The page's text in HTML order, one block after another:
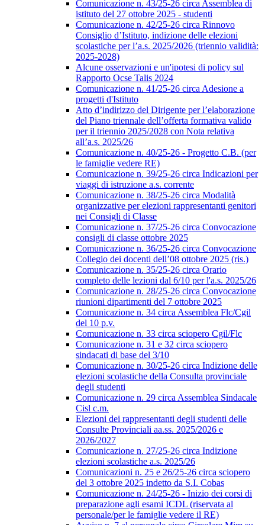
Comunicazione n. 43/25-26 circa Assemblea di
istituto del 27 ottobre 2025 - studenti
Comunicazione n. 42/25-26 circa Rinnovo
Consiglio d’Istituto, indizione delle elezioni
scolastiche per l’a.s. 2025/2026 (triennio validità:
2025-2028)
Alcune osservazioni e un'ipotesi di policy sul
Rapporto Ocse Talis 2024
Comunicazione n. 41/25-26 circa Adesione a
progetti d'Istituto
Atto d’indirizzo del Dirigente per l’elaborazione
del Piano triennale dell’offerta formativa valido
per il triennio 2025/2028 con Nota relativa
all’a.s. 2025/26
Comunicazione n. 40/25-26 - Progetto C.B. (per
le famiglie vedere RE)
Comunicazione n. 39/25-26 circa Indicazioni per
viaggi di istruzione a.s. corrente
Comunicazione n. 38/25-26 circa Modalità
organizzative per elezioni rappresentanti genitori
nei Consigli di Classe
Comunicazione n. 37/25-26 circa Convocazione
consigli di classe ottobre 2025
Comunicazione n. 36/25-26 circa Convocazione
Collegio dei docenti dell’08 ottobre 2025 (ris.)
Comunicazione n. 35/25-26 circa Orario
completo delle lezioni dal 6/10 per l'a.s. 2025/26
Comunicazione n. 28/25-26 circa Convocazione
riunioni dipartimenti del 7 ottobre 2025
Comunicazione n. 34 circa Assemblea Flc/Cgil
del 10 p.v.
Comunicazione n. 33 circa sciopero Cgil/Flc
Comunicazione n. 31 e 32 circa sciopero
sindacati di base del 3/10
Comunicazione n. 30/25-26 circa Indizione delle
elezioni scolastiche della Consulta provinciale
degli studenti
Comunicazione n. 29 circa Assemblea Sindacale
Cisl c.m.
Elezioni dei rappresentanti degli studenti delle
Consulte Provinciali aa.ss. 2025/2026 e
2026/2027
Comunicazione n. 27/25-26 circa Indizione
elezioni scolastiche a.s. 2025/26
Comunicazioni n. 25 e 26/25-26 circa sciopero
del 3 ottobre 2025 indetto da S.I. Cobas
Comunicazione n. 24/25-26 - Inizio dei corsi di
preparazione agli esami ICDL (riservata al
personale/per le famiglie vedere il RE)